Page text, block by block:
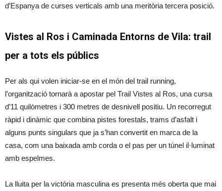
d’Espanya de curses verticals amb una meritòria tercera posició.
Vistes al Ros i Caminada Entorns de Vila: trail
per a tots els públics
Per als qui volen iniciar-se en el món del trail running,
l’organització tornarà a apostar pel Trail Vistes al Ros, una cursa
d’11 quilòmetres i 300 metres de desnivell positiu. Un recorregut
ràpid i dinàmic que combina pistes forestals, trams d’asfalt i
alguns punts singulars que ja s’han convertit en marca de la
casa, com una baixada amb corda o el pas per un túnel il·luminat
amb espelmes.
La lluita per la victòria masculina es presenta més oberta que mai